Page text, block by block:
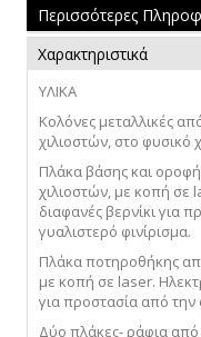
Περισσότερες
Χαρακτηριστικά
ΥΛΙΚΑ
Κολόνες μεταλλικές
χιλιοστών, στο φυσικό
Πλάκα βάσης και
χιλιοστών, με κοπή σε
διαφανές βερνίκι για
γυαλιστερό φινίρισμα.
Πλάκα ποτηροθήκης
με κοπή σε laser.
για προστασία από την
Δύο πλάκες- ράφια